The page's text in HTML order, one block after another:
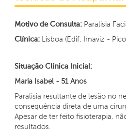
Motivo de Consulta: Paralisia
Clínica: Lisboa (Edif. Imaviz -
Situação Clínica Inicial:
Maria Isabel - 51 Anos
Paralisia resultante de lesão no
consequência direta de uma
Apesar de ter feito fisioterapia,
resultados.